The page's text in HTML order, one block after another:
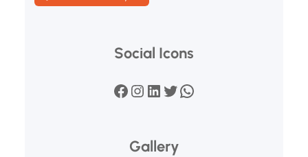
Social Icons
Facebook Instagram LinkedIn Twitter WhatsApp
Gallery